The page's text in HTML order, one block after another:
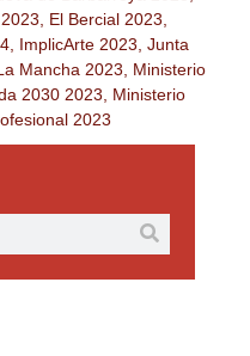
El Bercial 2023
, ImplicArte 2023 Junta
Mancha 2023
Ministerio
2030 2023
Ministerio
2023